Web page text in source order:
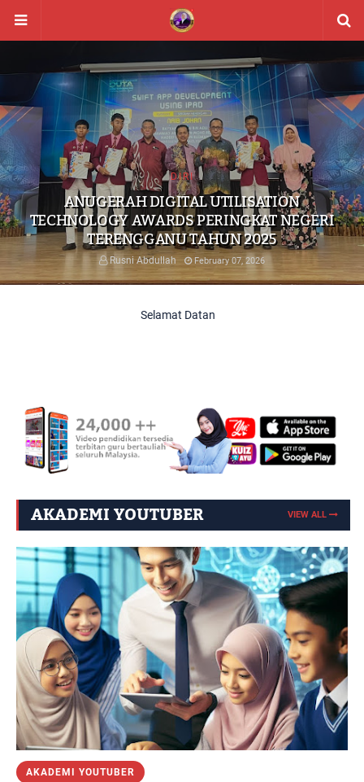
DIRI
ANUGERAH DIGITAL UTILISATION
TECHNOLOGY AWARDS PERINGKAT NEGERI
TERENGGANU TAHUN 2025
Rusni Abdullah February 07, 2026
Selamat Datang ke Laman Ustazah Rusni.
AKADEMI YOUTUBER VIEW ALL
AKADEMI YOUTUBER